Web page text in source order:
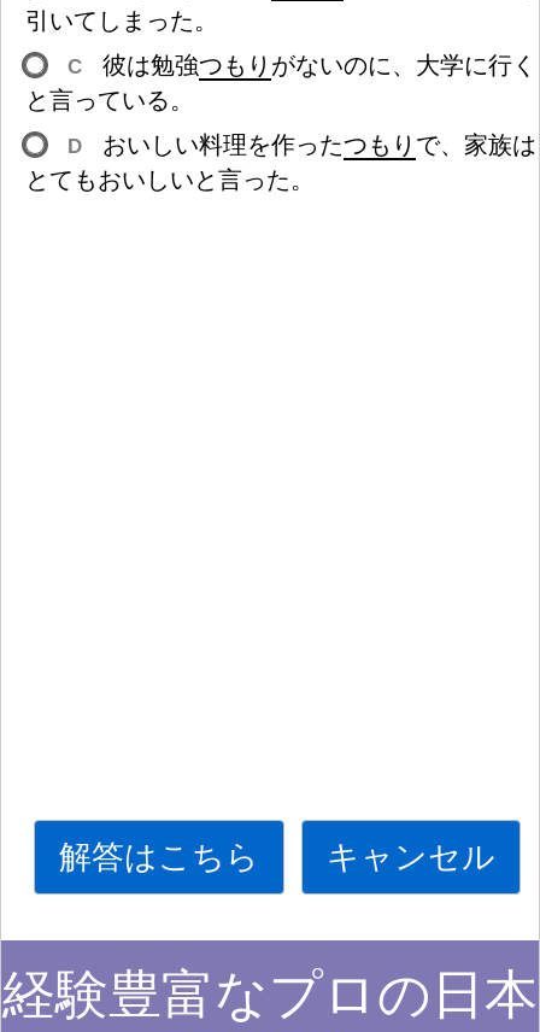
引 いてしまった。
C 彼は勉強つもり がないのに、 大学に行 く
と言っている。
D おいしい料理を作ったつもり で、 家族は
とてもおいしいと言った。
解答はこちら キャンセル
経験豊富なプロの日本